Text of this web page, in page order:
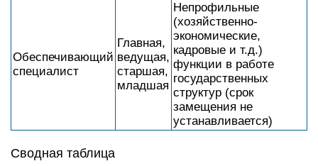
Обеспечивающий
специалист
Главная,
ведущая,
старшая,
младшая
Непрофильные
(хозяйственно-
экономические,
кадровые и т.д.)
функции в работе
государственных
структур (срок
замещения не
устанавливается)
Сводная таблица